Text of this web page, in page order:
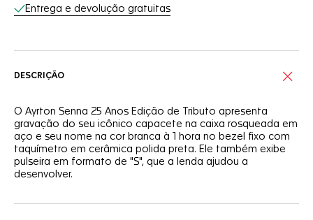
Entrega e devolução gratuitas
DESCRIÇÃO
O Ayrton Senna 25 Anos Edição de Tributo apresenta
gravação do seu icônico capacete na caixa rosqueada em
aço e seu nome na cor branca à 1 hora no bezel fixo com
taquímetro em cerâmica polida preta. Ele também exibe
pulseira em formato de "S", que a lenda ajudou a
desenvolver.